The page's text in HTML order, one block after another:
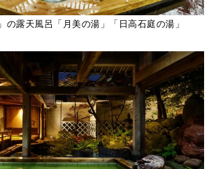
露天風呂「月美の湯」「日高石庭の湯」